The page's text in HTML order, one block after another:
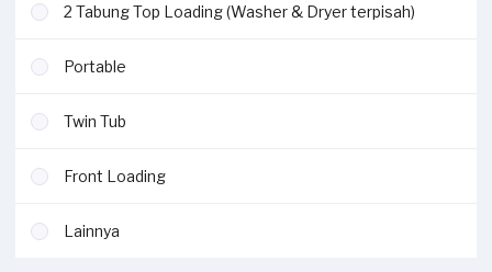
2 Tabung Top Loading (Washer & Dryer terpisah)
Portable
Twin Tub
Front Loading
Lainnya